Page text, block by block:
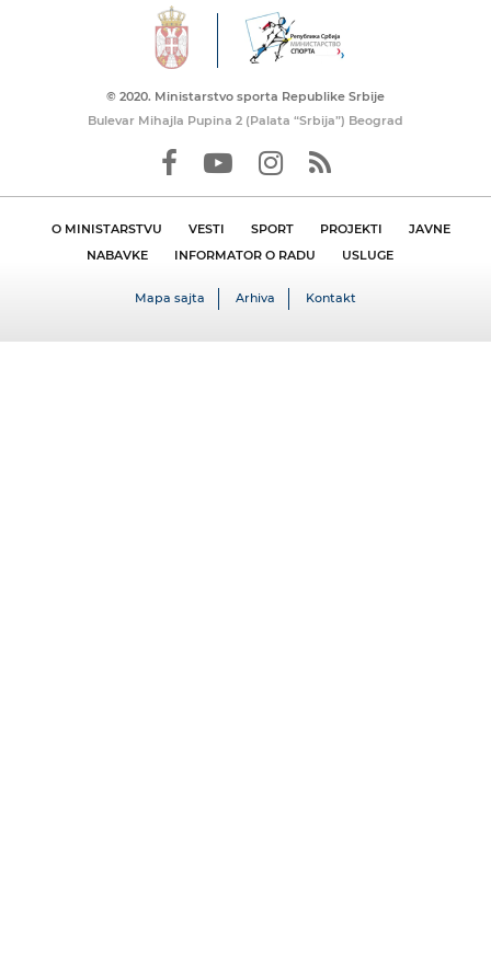
© 2020. Ministarstvo sporta Republike Srbije
Bulevar Mihajla Pupina 2 (Palata “Srbija”) Beograd
O MINISTARSTVU VESTI SPORT PROJEKTI
JAVNE
NABAVKE
INFORMATOR O RADU USLUGE
Mapa sajta Arhiva Kontakt